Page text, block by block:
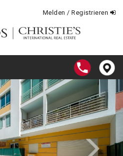
Melden / Registrieren